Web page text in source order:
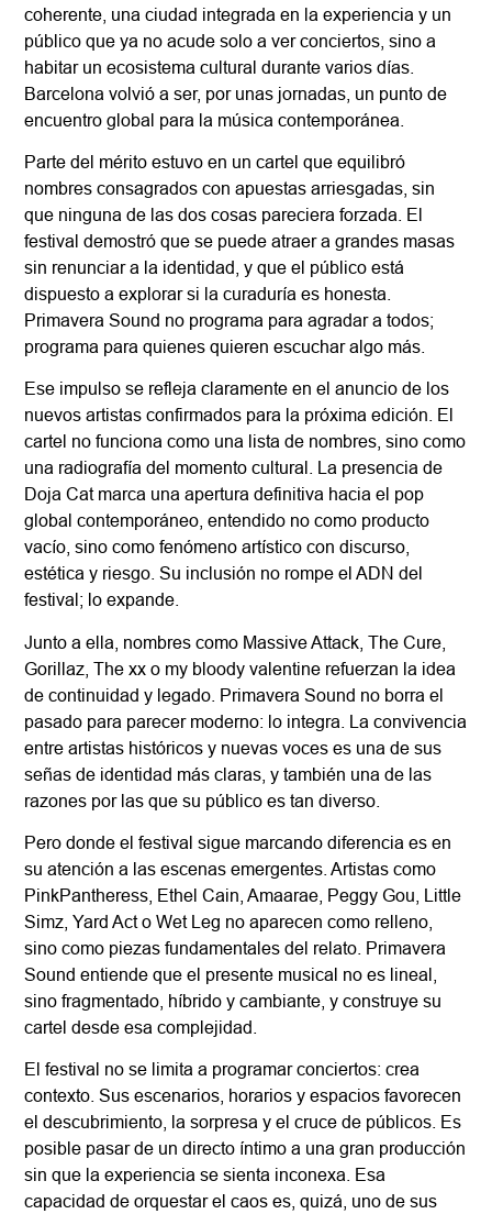
coherente, una ciudad integrada en la experiencia y un
público que ya no acude solo a ver conciertos, sino a
habitar un ecosistema cultural durante varios días.
Barcelona volvió a ser, por unas jornadas, un punto de
encuentro global para la música contemporánea.
Parte del mérito estuvo en un cartel que equilibró
nombres consagrados con apuestas arriesgadas, sin
que ninguna de las dos cosas pareciera forzada. El
festival demostró que se puede atraer a grandes masas
sin renunciar a la identidad, y que el público está
dispuesto a explorar si la curaduría es honesta.
Primavera Sound no programa para agradar a todos;
programa para quienes quieren escuchar algo más.
Ese impulso se refleja claramente en el anuncio de los
nuevos artistas confirmados para la próxima edición. El
cartel no funciona como una lista de nombres, sino como
una radiografía del momento cultural. La presencia de
Doja Cat marca una apertura definitiva hacia el pop
global contemporáneo, entendido no como producto
vacío, sino como fenómeno artístico con discurso,
estética y riesgo. Su inclusión no rompe el ADN del
festival; lo expande.
Junto a ella, nombres como Massive Attack, The Cure,
Gorillaz, The xx o my bloody valentine refuerzan la idea
de continuidad y legado. Primavera Sound no borra el
pasado para parecer moderno: lo integra. La convivencia
entre artistas históricos y nuevas voces es una de sus
señas de identidad más claras, y también una de las
razones por las que su público es tan diverso.
Pero donde el festival sigue marcando diferencia es en
su atención a las escenas emergentes. Artistas como
PinkPantheress, Ethel Cain, Amaarae, Peggy Gou, Little
Simz, Yard Act o Wet Leg no aparecen como relleno,
sino como piezas fundamentales del relato. Primavera
Sound entiende que el presente musical no es lineal,
sino fragmentado, híbrido y cambiante, y construye su
cartel desde esa complejidad.
El festival no se limita a programar conciertos: crea
contexto. Sus escenarios, horarios y espacios favorecen
el descubrimiento, la sorpresa y el cruce de públicos. Es
posible pasar de un directo íntimo a una gran producción
sin que la experiencia se sienta inconexa. Esa
capacidad de orquestar el caos es, quizá, uno de sus